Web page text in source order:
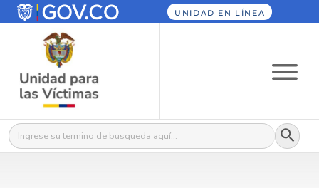
UNIDAD EN LÍNEA
Buscar: Botón